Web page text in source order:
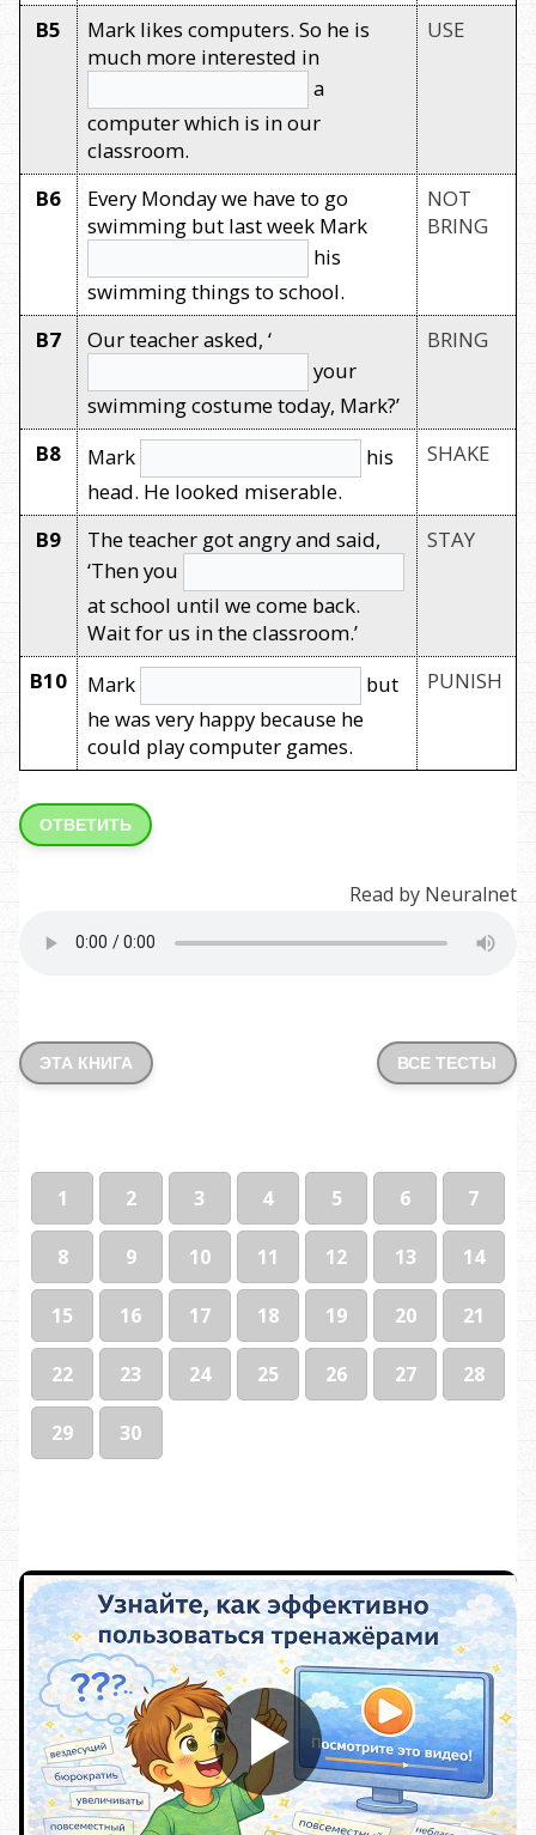
B5
Mark likes computers. So he is
much more interested in
a
computer which is in our
classroom.
USE
B6
Every Monday we have to go
swimming but last week Mark
his
swimming things to school.
NOT
BRING
B7
Our teacher asked, ‘
your
swimming costume today, Mark?’
BRING
B8 Mark
his
head. He looked miserable.
SHAKE
B9
The teacher got angry and said,
‘Then you
at school until we come back.
Wait for us in the classroom.’
STAY
B10 Mark
but
he was very happy because he
could play computer games.
PUNISH
ОТВЕТИТЬ
Read by Neuralnet
ЭТА КНИГА ВСЕ ТЕСТЫ
1 2 3 4 5 6 7
8 9 10 11 12 13 14
15 16 17 18 19 20 21
22 23 24 25 26 27 28
29 30